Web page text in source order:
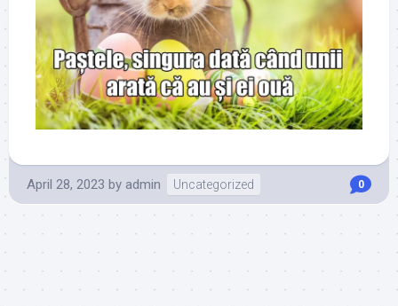
April 28, 2023 by admin Uncategorized 0